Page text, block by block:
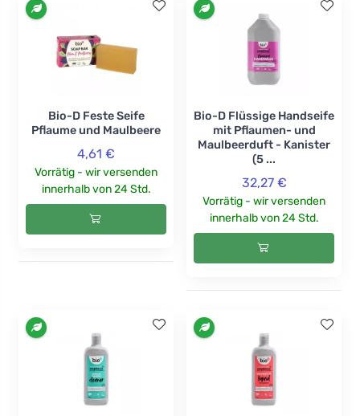
Bio-D Feste Seife
Pflaume und Maulbeere
4,61 €
Vorrätig - wir versenden
innerhalb von 24 Std.
Bio-D Flüssige Handseife
mit Pflaumen- und
Maulbeerduft - Kanister
(5 ...
32,27 €
Vorrätig - wir versenden
innerhalb von 24 Std.